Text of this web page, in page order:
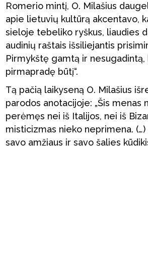
Romerio mintį, O. Milašius
apie lietuvių kultūrą akcentavo,
sieloje tebeliko ryškus, liaudies
audinių raštais išsiliejantis
Pirmykštę gamtą ir nesugadintą,
pirmapradę būtį“.
Tą pačią laikyseną O. Milašius
parodos anotacijoje: „Šis menas
perėmęs nei iš Italijos, nei iš
misticizmas nieko neprimena.
savo amžiaus ir savo šalies